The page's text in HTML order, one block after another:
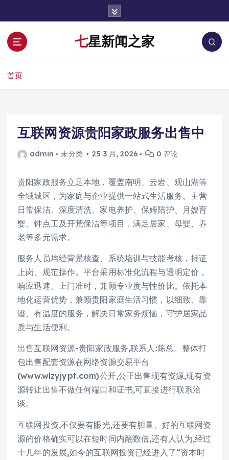
七星新闻之家
首页
互联网资源贵阳家政服务出售中
admin 未分类 25 3 月, 2026 0 评论
贵阳家政服务立足本地，覆盖南明、云岩、观山湖等
全域城区，为家庭与企业提供一站式生活服务。主营
日常保洁、深度清洗、家电养护、保姆陪护、月嫂育
婴、钟点工及开荒保洁等项目，满足居家、母婴、养
老等多元需求。
服务人员均经背景核查、系统培训与技能考核，持证
上岗、规范操作。平台采用标准化流程与透明定价，
响应迅速、上门准时，兼顾专业度与性价比。依托本
地化运营优势，兼顾贵阳家庭生活习惯，以细致、靠
谱、有温度的服务，解决日常家务烦恼，守护居家品
质与生活便利。
出售互联网资源-贵阳家政服务,联系人:陈总。整体打
包出售配套资源在网络资源交易平台
(www.wlzyjypt.com)公开,公正出售现有资源,现有资
源转让出售不做任何端口和证书,可直接进行联系洽
谈。
互联网投资,不仅要有眼光,还要有胆量。好的互联网资
源的价格确实可以在短时间内翻数倍,还有人认为,经过
十几年的发展,如今的互联网投资已经进入了“资本时